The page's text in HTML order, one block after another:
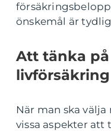
önskemål är
Att tänka
livförsäkring
När man ska
vissa aspekter att